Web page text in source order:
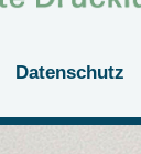
Datenschutz